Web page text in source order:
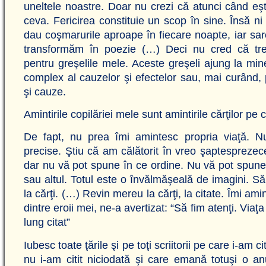
uneltele noastre. Doar nu crezi că atunci când
ceva. Fericirea constituie un scop în sine. Însă
dau coşmarurile aproape în fiecare noapte, iar
transformăm în poezie (…) Deci nu cred că
pentru greşelile mele. Aceste greşeli ajung la
complex al cauzelor şi efectelor sau, mai curând,
şi cauze.
Amintirile copilăriei mele sunt amintirile cărţilor pe
De fapt, nu prea îmi amintesc propria viaţă.
precise. Ştiu că am călătorit în vreo
dar nu vă pot spune în ce ordine. Nu vă pot
sau altul. Totul este o învălmăşeală de imagini.
la cărţi. (…) Revin mereu la cărţi, la citate. Îmi
dintre eroii mei, ne-a avertizat: “Să fim atenţi.
lung citat”
Iubesc toate ţările şi pe toţi scriitorii pe care i-am
nu i-am citit niciodată şi care emană totuşi o